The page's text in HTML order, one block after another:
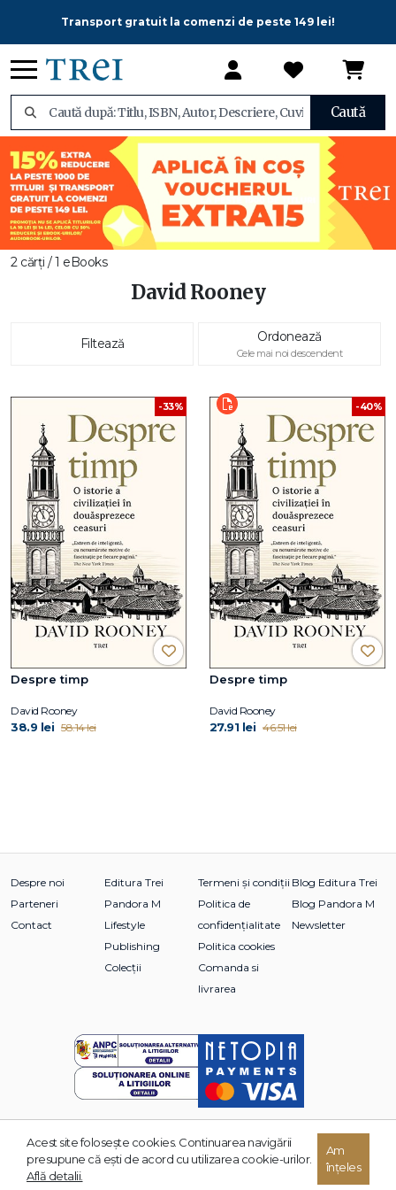
Transport gratuit la comenzi de peste 149 lei!
Caută
2 cărți / 1 eBooks
David Rooney
Filtează Ordonează
Cele mai noi descendent
-33%
Despre timp
David Rooney
38.9 lei 58.14 lei
-40%
Despre timp
David Rooney
27.91 lei 46.51 lei
Despre noi
Parteneri
Contact
Editura Trei
Pandora M
Lifestyle
Publishing
Colecții
Termeni și condiții
Politica de
confidențialitate
Politica cookies
Comanda si
livrarea
Blog Editura Trei
Blog Pandora M
Newsletter
© 2026 Grupul Editorial TREI. Toate drepturile rezervate.
Acest site foloseşte cookies. Continuarea navigării
presupune că eşti de acord cu utilizarea cookie-urilor.
Află detalii.
Am
înțeles